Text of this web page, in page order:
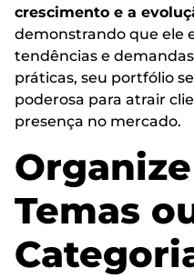
crescimento e a
demonstrando que ele
tendências e
práticas, seu portfólio
poderosa para atrair
presença no mercado.
Temas